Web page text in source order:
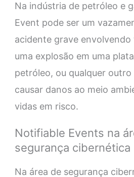
Na indústria de petróleo e
Event pode ser um
acidente grave envolvendo
uma explosão em uma
petróleo, ou qualquer
causar danos ao meio
vidas em risco.
Notifiable Events na
segurança cibernética
Na área de segurança